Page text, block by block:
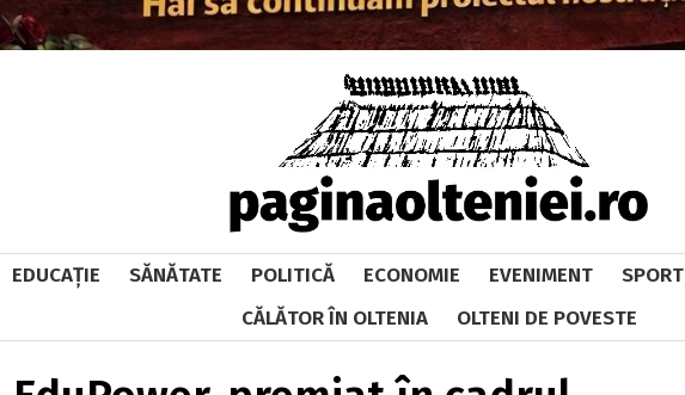
EDUCAȚIE SĂNĂTATE POLITICĂ ECONOMIE EVENIMENT SPORT
CĂLĂTOR ÎN OLTENIA
OLTENI DE POVESTE